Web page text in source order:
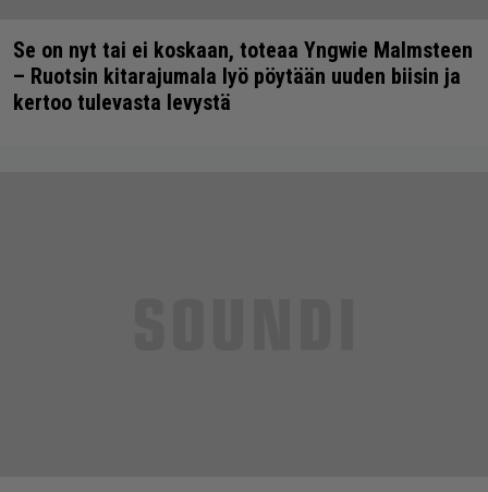
Se on nyt tai ei koskaan, toteaa Yngwie Malmsteen
– Ruotsin kitarajumala lyö pöytään uuden biisin ja
kertoo tulevasta levystä